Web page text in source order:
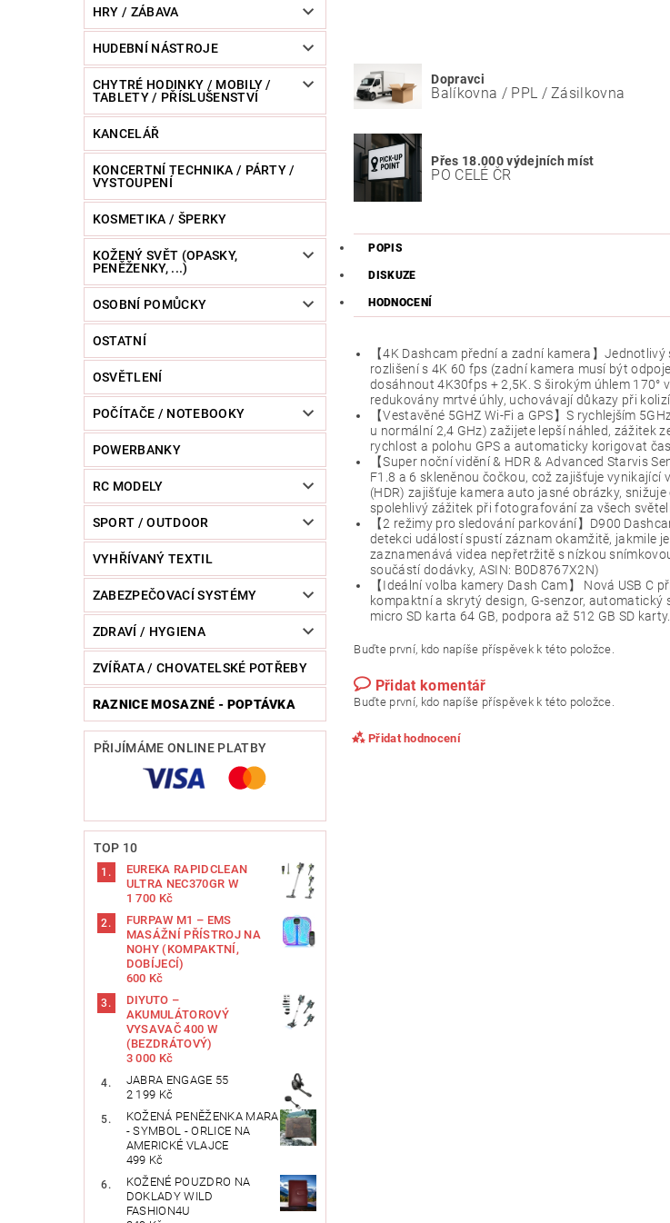
HRY / ZÁBAVA
HUDEBNÍ NÁSTROJE
CHYTRÉ HODINKY / MOBILY /
TABLETY / PŘÍSLUŠENSTVÍ
KANCELÁŘ
KONCERTNÍ TECHNIKA / PÁRTY /
VYSTOUPENÍ
KOSMETIKA / ŠPERKY
KOŽENÝ SVĚT (OPASKY,
PENĚŽENKY, ...)
OSOBNÍ POMŮCKY
OSTATNÍ
OSVĚTLENÍ
POČÍTAČE / NOTEBOOKY
POWERBANKY
RC MODELY
SPORT / OUTDOOR
VYHŘÍVANÝ TEXTIL
ZABEZPEČOVACÍ SYSTÉMY
ZDRAVÍ / HYGIENA
ZVÍŘATA / CHOVATELSKÉ POTŘEBY
RAZNICE MOSAZNÉ - POPTÁVKA
PŘIJÍMÁME ONLINE PLATBY
TOP 10
EUREKA RAPIDCLEAN
ULTRA NEC370GR W
1 700 Kč
FURPAW M1 – EMS
MASÁŽNÍ PŘÍSTROJ NA
NOHY (KOMPAKTNÍ,
DOBÍJECÍ)
600 Kč
DIYUTO –
AKUMULÁTOROVÝ
VYSAVAČ 400 W
(BEZDRÁTOVÝ)
3 000 Kč
JABRA ENGAGE 55
2 199 Kč
KOŽENÁ PENĚŽENKA MARA
- SYMBOL - ORLICE NA
AMERICKÉ VLAJCE
499 Kč
KOŽENÉ POUZDRO NA
DOKLADY WILD
FASHION4U
Dopravci
Balíkovna / PPL / Zásilkovna
Přes 18.000 výdejních míst
PO CELÉ ČR
POPIS
DISKUZE
HODNOCENÍ
【4K Dashcam přední a zadní kamera】
rozlišení s 4K 60 fps (zadní kamera musí být
dosáhnout 4K30fps + 2,5K. S širokým úhlem 170°
redukovány mrtvé úhly, uchovávají důkazy při
【Vestavěné 5GHZ Wi-Fi a GPS】S rychlejším
u normální 2,4 GHz) zažijete lepší náhled, zážitek
rychlost a polohu GPS a automaticky korigovat
【Super noční vidění & HDR & Advanced Starvis
F1.8 a 6 skleněnou čočkou, což zajišťuje
(HDR) zajišťuje kamera auto jasné obrázky,
spolehlivý zážitek při fotografování za všech
【2 režimy pro sledování parkování】D900
detekci událostí spustí záznam okamžitě, jakmile
zaznamenává videa nepřetržitě s nízkou
součástí dodávky, ASIN: B0D8767X2N)
【Ideální volba kamery Dash Cam】 Nová USB
kompaktní a skrytý design, G-senzor,
micro SD karta 64 GB, podpora až 512 GB SD karty.
Buďte první, kdo napíše příspěvek k této položce.
Přidat komentář
Buďte první, kdo napíše příspěvek k této položce.
Přidat hodnocení